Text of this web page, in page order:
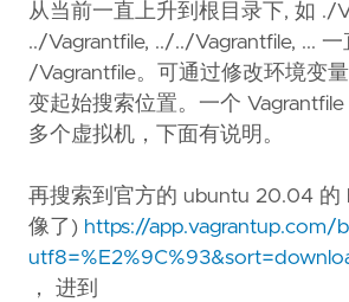
从当前一直上升到根目录下, 如 ./
../Vagrantfile, ../../Vagrantfile, ... 一
/Vagrantfile。可通过修改环境变量
变起始搜索位置。一个
多个虚拟机，下面有说明。
再搜索到官方的 ubuntu 20.04 的
像了) https://app.vagrantup.com/
， 进到